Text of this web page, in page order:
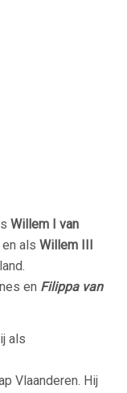
Willem I van
als Willem III
en Filippa van
als
Vlaanderen. Hij